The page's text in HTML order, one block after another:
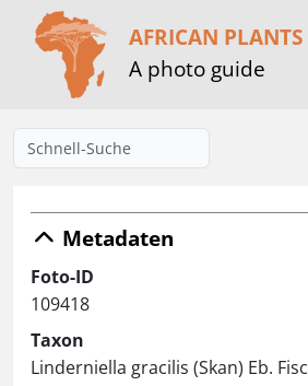
AFRICAN PLANTS
A photo guide
Metadaten
Foto-ID
109418
Taxon
Linderniella gracilis (Skan) Eb.